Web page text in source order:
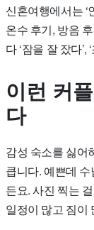
신혼여행에서는
온수 후기, 방음
다 ‘잠을 잘 잤다
이런 커
다
감성 숙소를 싫어
큽니다. 예쁜데
든요. 사진 찍는
일정이 많고 짐이